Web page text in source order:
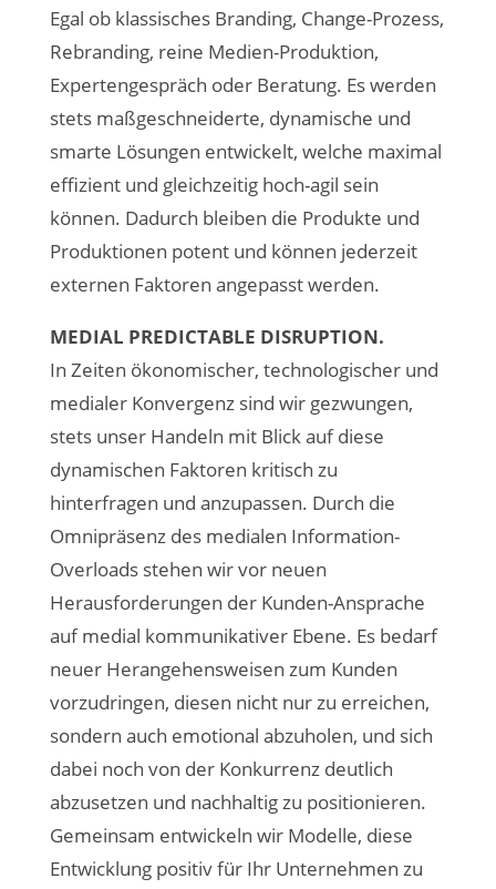
Egal ob klassisches Branding, Change-Prozess,
Rebranding, reine Medien-Produktion,
Expertengespräch oder Beratung. Es werden
stets maßgeschneiderte, dynamische und
smarte Lösungen entwickelt, welche maximal
effizient und gleichzeitig hoch-agil sein
können. Dadurch bleiben die Produkte und
Produktionen potent und können jederzeit
externen Faktoren angepasst werden.
MEDIAL PREDICTABLE DISRUPTION.
In Zeiten ökonomischer, technologischer und
medialer Konvergenz sind wir gezwungen,
stets unser Handeln mit Blick auf diese
dynamischen Faktoren kritisch zu
hinterfragen und anzupassen. Durch die
Omnipräsenz des medialen Information-
Overloads stehen wir vor neuen
Herausforderungen der Kunden-Ansprache
auf medial kommunikativer Ebene. Es bedarf
neuer Herangehensweisen zum Kunden
vorzudringen, diesen nicht nur zu erreichen,
sondern auch emotional abzuholen, und sich
dabei noch von der Konkurrenz deutlich
abzusetzen und nachhaltig zu positionieren.
Gemeinsam entwickeln wir Modelle, diese
Entwicklung positiv für Ihr Unternehmen zu